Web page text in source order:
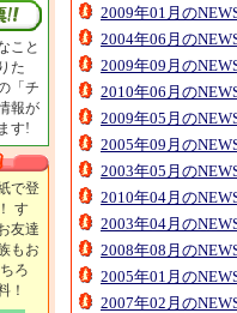
こと
た
「チ
報が
す!
で登
す
友達
もお
ろ
！
2009年01月の
2004年06月の
2009年09月の
2010年06月の
2009年05月の
2005年09月の
2003年05月の
2010年04月の
2003年04月の
2008年08月の
2005年01月の
2007年02月の